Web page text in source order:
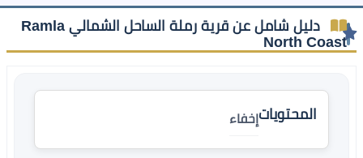
دليل شامل عن قرية رملة الساحل الشمالي Ramla
North Coast
المحتوياتإخفاء